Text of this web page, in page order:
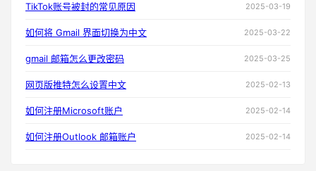
TikTok账号被封的常见原因 2025-03-19
如何将 Gmail 界面切换为中文 2025-03-22
gmail 邮箱怎么更改密码 2025-03-25
网页版推特怎么设置中文 2025-02-13
如何注册Microsoft账户 2025-02-14
如何注册Outlook 邮箱账户 2025-02-14